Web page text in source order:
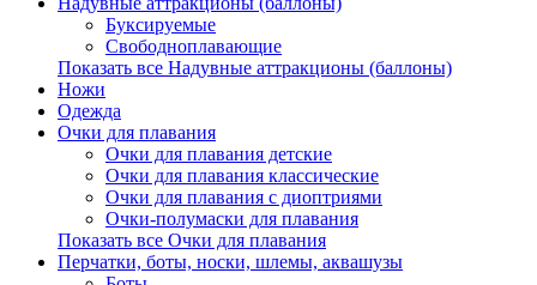
Буксируемые
Свободноплавающие
Показать все Надувные аттракционы (баллоны)
Ножи
Одежда
Очки для плавания
Очки для плавания детские
Очки для плавания классические
Очки для плавания с диоптриями
Очки-полумаски для плавания
Показать все Очки для плавания
Перчатки, боты, носки, шлемы, аквашузы